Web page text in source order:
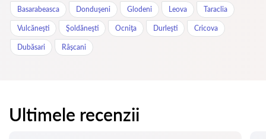
Basarabeasca Donduşeni Glodeni Leova Taraclia
Vulcăneşti Şoldăneşti Ocniţa Durleşti Cricova
Dubăsari Râșcani
Ultimele recenzii